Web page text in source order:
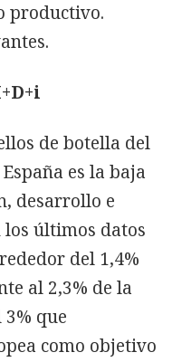
productivo.
de botella del
es la baja
desarrollo e
los últimos datos
del 1,4%
al 2,3% de la
que
como objetivo